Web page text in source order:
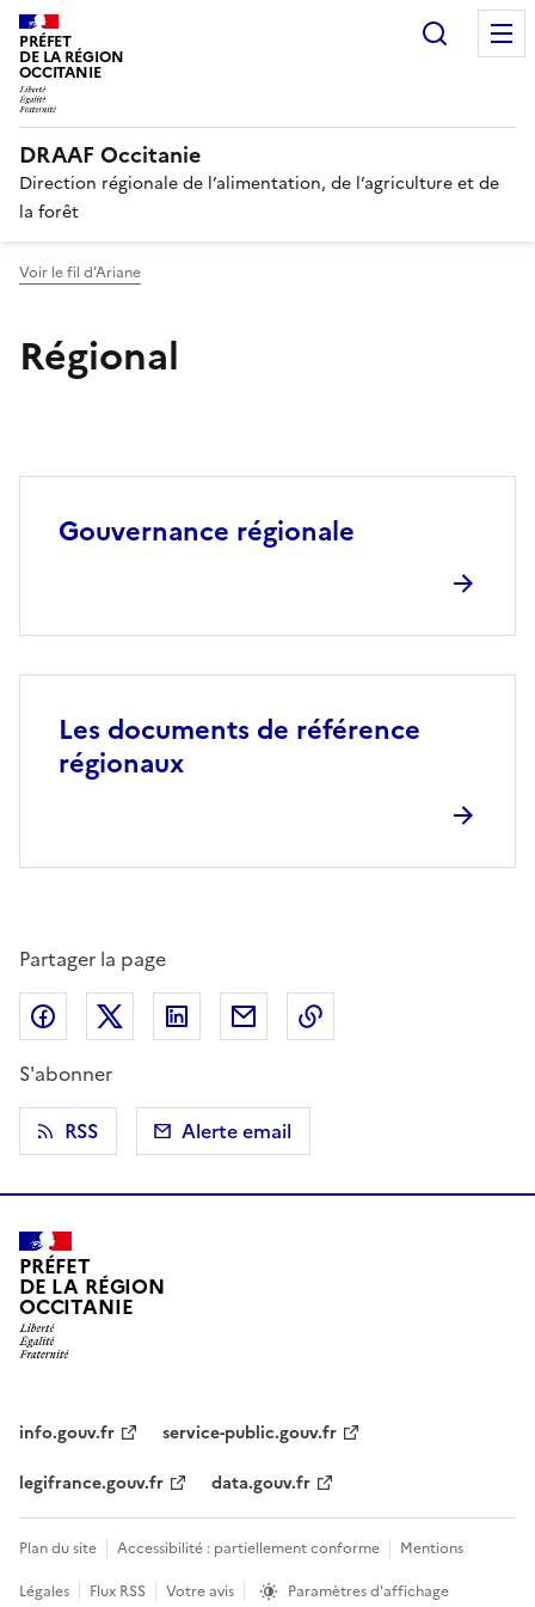
PRÉFET
DE LA RÉGION
OCCITANIE
DRAAF Occitanie
Direction régionale de l’alimentation, de l’agriculture et de
la forêt
Voir le fil d'Ariane
Régional
Gouvernance régionale
Les documents de référence
régionaux
Partager la page
Partager sur Facebook
Partager sur X (anciennement Twitter)
Partager sur LinkedIn
Partager par email
S'abonner
RSS
Alerte email
PRÉFET
DE LA RÉGION
OCCITANIE
info.gouv.fr
service-public.gouv.fr
legifrance.gouv.fr
data.gouv.fr
Plan du site Accessibilité : partiellement conforme
Mentions
Légales
Flux RSS Votre avis Paramètres d'affichage